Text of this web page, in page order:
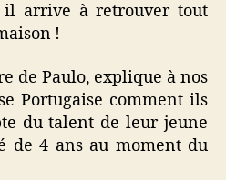
arrive à retrouver tout
!
de Paulo, explique à nos
Portugaise comment ils
du talent de leur jeune
de 4 ans au moment du